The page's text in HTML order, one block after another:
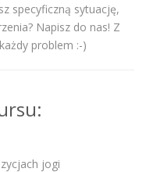
specyficzną sytuację,
Napisz do nas! Z
problem :-)
jogi